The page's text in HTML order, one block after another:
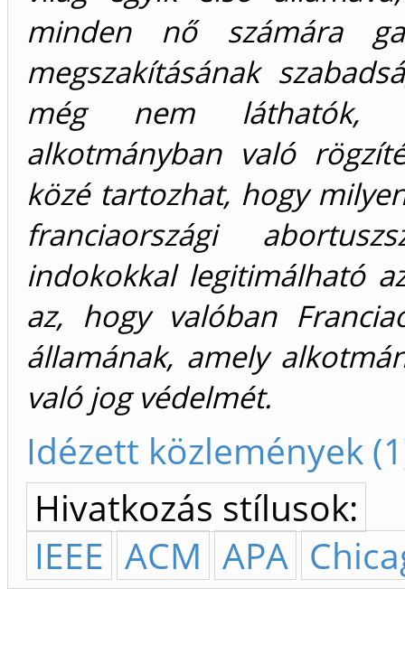
minden nő számára
megszakításának
még nem láthatók,
alkotmányban való
közé tartozhat, hogy
franciaországi
indokokkal legitimálható
az, hogy valóban
államának, amely
való jog védelmét.
Idézett közlemények
Hivatkozás stílusok:
IEEE ACM APA